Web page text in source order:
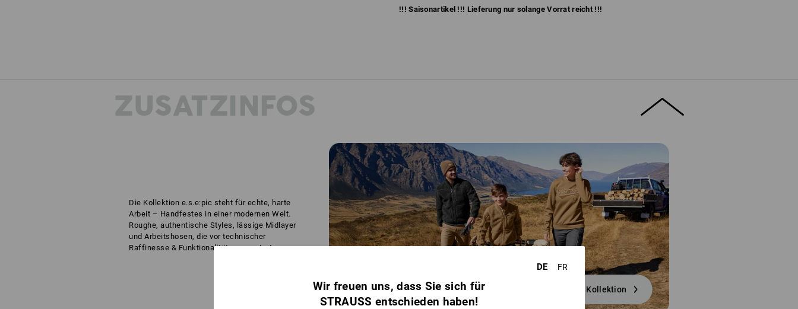
!!! Saisonartikel !!! Lieferung nur solange Vorrat reicht !!!
ZUSATZINFOS
Die Kollektion e.s.e:pic steht für echte, harte
Arbeit – Handfestes in einer modernen Welt.
Roughe, authentische Styles, lässige Midlayer
und Arbeitshosen, die vor technischer
Raffinesse & Funktionalität nur so strotzen.
zur Kollektion
DE FR
Wir freuen uns, dass Sie sich für
STRAUSS entschieden haben!